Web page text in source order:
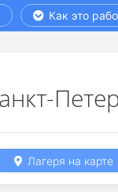
Как это
Лагеря на карте